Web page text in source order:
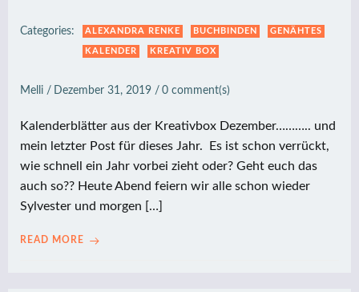
Categories: ALEXANDRA RENKE BUCHBINDEN GENÄHTES
KALENDER KREATIV BOX
Melli / Dezember 31, 2019 / 0 comment(s)
Kalenderblätter aus der Kreativbox Dezember……….. und
mein letzter Post für dieses Jahr. Es ist schon verrückt,
wie schnell ein Jahr vorbei zieht oder? Geht euch das
auch so?? Heute Abend feiern wir alle schon wieder
Sylvester und morgen […]
READ MORE